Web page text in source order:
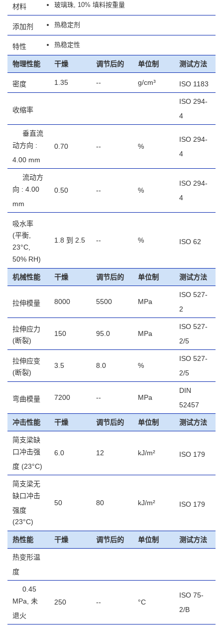
材料
玻璃珠, 10% 填料按重量
添加剂 热稳定剂
特性 热稳定性
物理性能 干燥 调节后的 单位制 测试方法
密度 1.35 -- g/cm³ ISO 1183
收缩率
ISO 294-
4
垂直流
动方向 :
4.00 mm
0.70 -- %
ISO 294-
4
流动方
向 : 4.00
mm
0.50 -- %
ISO 294-
4
吸水率
(平衡,
23°C,
50% RH)
1.8 到 2.5 -- % ISO 62
机械性能 干燥 调节后的 单位制 测试方法
拉伸模量 8000 5500 MPa
ISO 527-
2
拉伸应力
(断裂)
150 95.0 MPa
ISO 527-
2/5
拉伸应变
(断裂)
3.5 8.0 %
ISO 527-
2/5
弯曲模量 7200 -- MPa
DIN
52457
冲击性能 干燥 调节后的 单位制 测试方法
简支梁缺
口冲击强
度 (23°C)
6.0 12 kJ/m² ISO 179
简支梁无
缺口冲击
强度
(23°C)
50 80 kJ/m² ISO 179
热性能 干燥 调节后的 单位制 测试方法
热变形温
度
0.45
MPa, 未
退火
250 -- °C
ISO 75-
2/B